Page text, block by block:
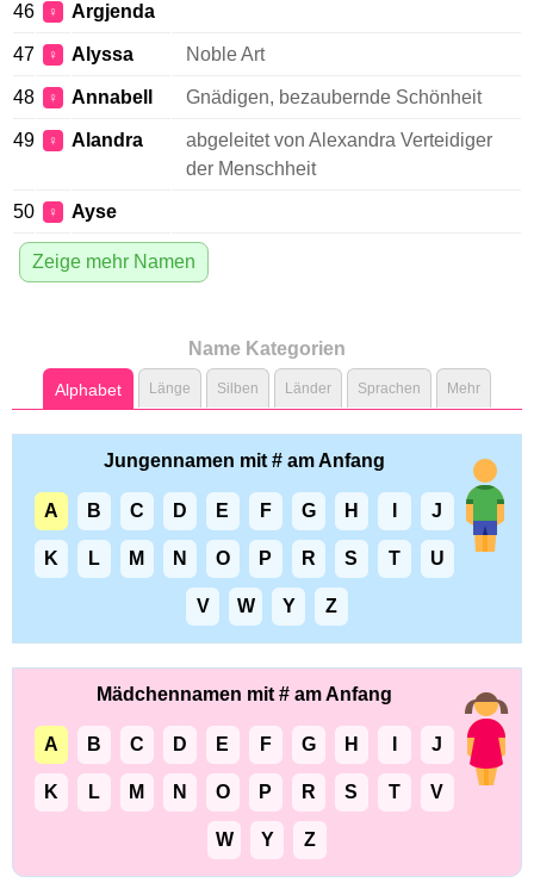
46 ♀ Argjenda
47 ♀ Alyssa Noble Art
48 ♀ Annabell Gnädigen, bezaubernde Schönheit
49 ♀ Alandra
abgeleitet von Alexandra Verteidiger
der Menschheit
50 ♀ Ayse
Zeige mehr Namen
Name Kategorien
Alphabet Länge Silben Länder Sprachen Mehr
Jungennamen mit # am Anfang
A B C D E F G H J
K L M N O P R S T U
V W Y Z
Mädchennamen mit # am Anfang
A B C D E F G H J
K L M N O P R S T V
W Y Z